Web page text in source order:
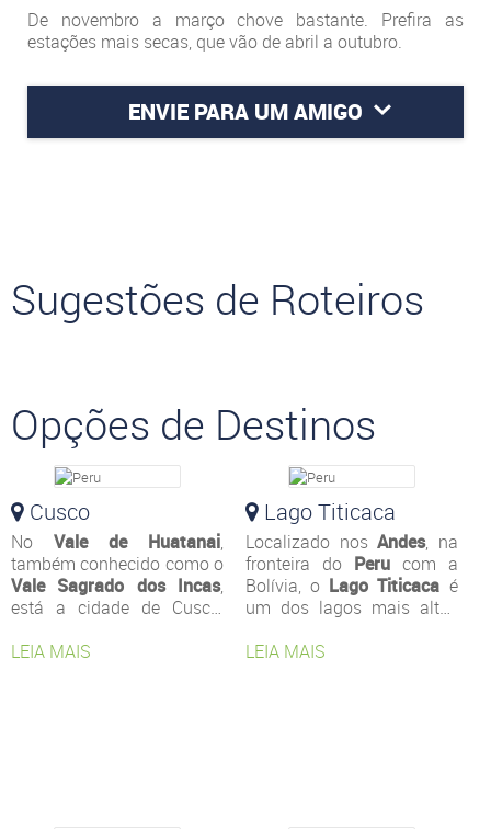
De novembro a março chove bastante. Prefira as
estações mais secas, que vão de abril a outubro.
ENVIE PARA UM AMIGO
Sugestões de Roteiros
Opções de Destinos
Cusco
No Vale de Huatanai,
também conhecido como o
Vale Sagrado dos Incas,
está a cidade de Cusco,
visitadas do Peru. A região
LEIA MAIS
Lago Titicaca
Localizado nos Andes, na
fronteira do Peru com a
Bolívia, o Lago Titicaca é
um dos lagos mais altos
3.821 metros acima do
LEIA MAIS